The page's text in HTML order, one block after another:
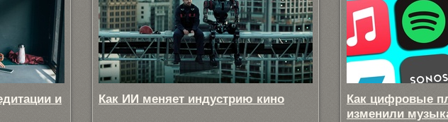
и
Как ИИ меняет индустрию кино
Как цифровые
изменили